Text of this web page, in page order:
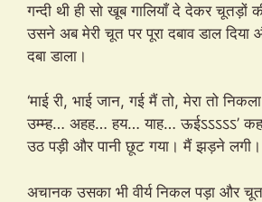
गन्दी थी ही सो खूब गालियाँ दे देकर चूतड़ों
उसने अब मेरी चूत पर पूरा दबाव डाल
दबा डाला।
‘माई री, भाई जान, गई मैं तो, मेरा तो
उम्म्ह… अहह… हय… याह… ऊईऽऽऽऽऽ’
उठ पड़ी और पानी छूट गया। मैं झड़ने लगी।
अचानक उसका भी वीर्य निकल पड़ा और